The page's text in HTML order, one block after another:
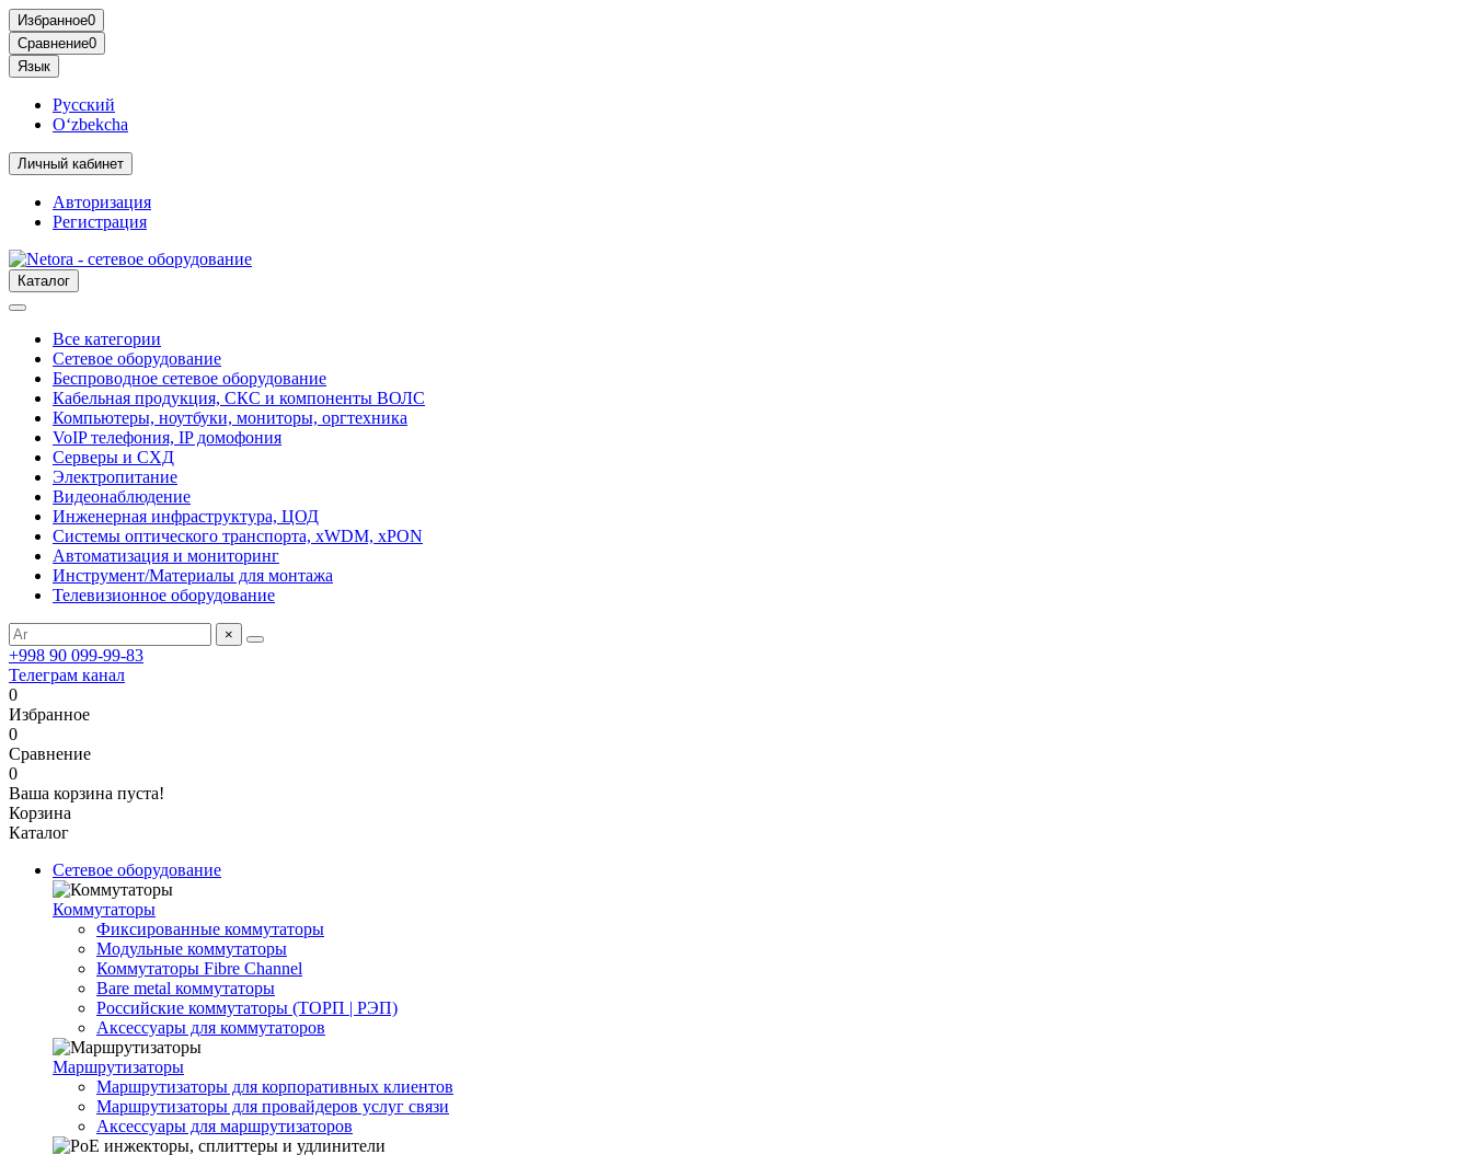
Избранное0
Сравнение0
Язык
Русский
O‘zbekcha
Личный кабинет
Авторизация
Регистрация
Каталог
Все категории
Сетевое оборудование
Беспроводное сетевое оборудование
Кабельная продукция, СКС и компоненты ВОЛС
Компьютеры, ноутбуки, мониторы, оргтехника
VoIP телефония, IP домофония
Серверы и СХД
Электропитание
Видеонаблюдение
Инженерная инфраструктура, ЦОД
Системы оптического транспорта, xWDM, xPON
Автоматизация и мониторинг
Инструмент/Материалы для монтажа
Телевизионное оборудование
×
+998 90 099-99-83
Телеграм канал
0
Избранное
0
Сравнение
0
Ваша корзина пуста!
Корзина
Каталог
Сетевое оборудование
Коммутаторы
Фиксированные коммутаторы
Модульные коммутаторы
Коммутаторы Fibre Channel
Bare metal коммутаторы
Российские коммутаторы (ТОРП | РЭП)
Аксессуары для коммутаторов
Маршрутизаторы
Маршрутизаторы для корпоративных клиентов
Маршрутизаторы для провайдеров услуг связи
Аксессуары для маршрутизаторов